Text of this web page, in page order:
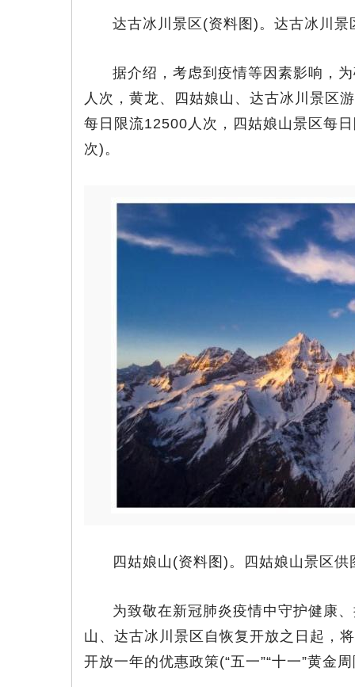
达古冰川景区(资料图)。达古冰川景
据介绍，考虑到疫情等因素影响，
人次，黄龙、四姑娘山、达古冰川景区
每日限流12500人次，四姑娘山景区每
次)。
四姑娘山(资料图)。四姑娘山景区供
为致敬在新冠肺炎疫情中守护健康
山、达古冰川景区自恢复开放之日起，
开放一年的优惠政策(“五一”“十一”黄金